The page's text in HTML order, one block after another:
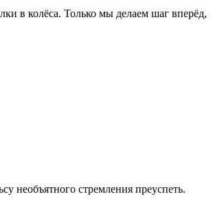
в колёса. Только мы делаем шаг вперёд,
необъятного стремления преуспеть.